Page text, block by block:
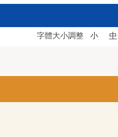
字體大小調整 小 中